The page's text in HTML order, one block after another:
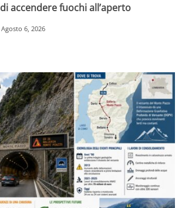
accendere fuochi all’aperto
Agosto 6, 2026